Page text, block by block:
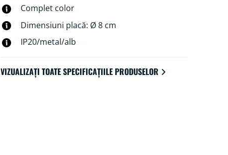
Complet color
Dimensiuni placă: Ø 8 cm
IP20/metal/alb
VIZUALIZAȚI TOATE SPECIFICAȚIILE PRODUSELOR